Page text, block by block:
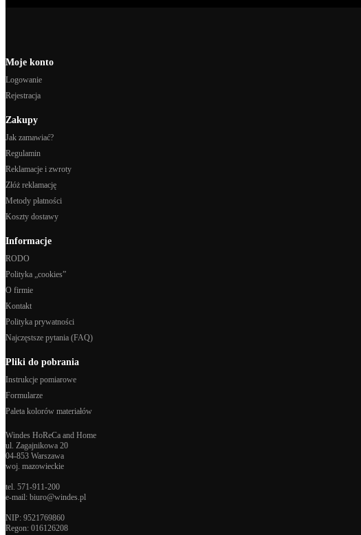
Moje konto
Logowanie
Rejestracja
Zakupy
Jak zamawiać?
Regulamin
Reklamacje i zwroty
Złóż reklamację
Metody płatności
Koszty dostawy
Informacje
RODO
Polityka „cookies”
O firmie
Kontakt
Polityka prywatności
Najczęstsze pytania (FAQ)
Pliki do pobrania
Instrukcje pomiarowe
Formularze
Paleta kolorów materiałów
Windes HoReCa and Home
ul. Zagajnikowa 20
04-853 Warszawa
woj. mazowieckie
tel. 571-911-200
e-mail: biuro@windes.pl
NIP: 9521769860
Regon: 016126208